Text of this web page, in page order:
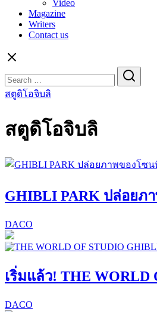
Video
Magazine
Writers
Contact us
for:
สตูดิโอจิบลิ
สตูดิโอจิบลิ
GHIBLI PARK ปล่อยภ
DACO
เริ่มแล้ว! THE WORLD
DACO